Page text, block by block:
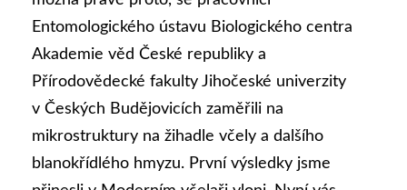
Entomologického ústavu Biologického centra
Akademie věd České republiky a
Přírodovědecké fakulty Jihočeské univerzity
v Českých Budějovicích zaměřili na
mikrostruktury na žihadle včely a dalšího
blanokřídlého hmyzu. První výsledky jsme